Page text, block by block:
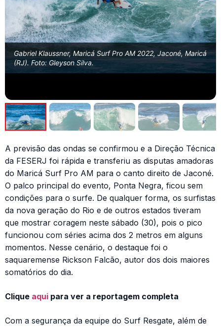
Gabriel Klaussner, Maricá Surf Pro AM 2022, Jaconé, Maricá
(RJ). Foto: Gleyson Silva.
A previsão das ondas se confirmou e a Direção Técnica
da FESERJ foi rápida e transferiu as disputas amadoras
do Maricá Surf Pro AM para o canto direito de Jaconé.
O palco principal do evento, Ponta Negra, ficou sem
condições para o surfe. De qualquer forma, os surfistas
da nova geração do Rio e de outros estados tiveram
que mostrar coragem neste sábado (30), pois o pico
funcionou com séries acima dos 2 metros em alguns
momentos. Nesse cenário, o destaque foi o
saquaremense Rickson Falcão, autor dos dois maiores
somatórios do dia.
Clique aqui para ver a reportagem completa
Com a segurança da equipe do Surf Resgate, além de